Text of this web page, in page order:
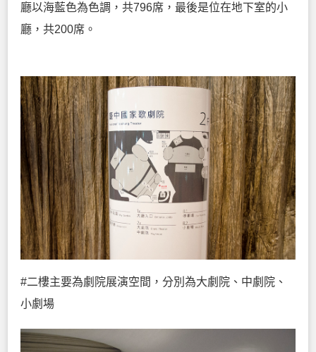
廳以海藍色為色調，共796席，最後是位在地下室的小
廳，共200席。
#二樓主要為劇院展演空間，分別為大劇院、中劇院、
小劇場